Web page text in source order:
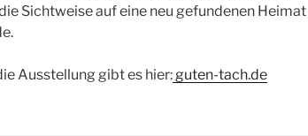
Sichtweise auf eine neu gefundenen Heimat
Ausstellung gibt es hier:guten-tach.de